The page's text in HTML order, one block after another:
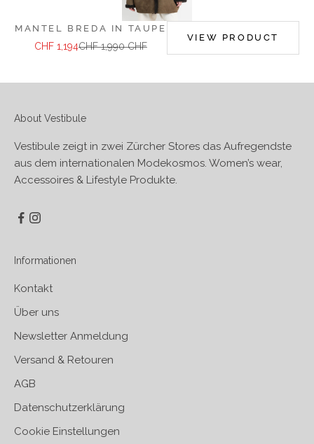
MANTEL BREDA IN TAUPE
Angebot
CHF 1,194Regulärer Preis
CHF 1,990 CHF
VIEW PRODUCT
About Vestibule
Vestibule zeigt in zwei Zürcher Stores das Aufregendste
aus dem internationalen Modekosmos. Women’s wear,
Accessoires & Lifestyle Produkte.
Informationen
Kontakt
Über uns
Newsletter Anmeldung
Versand & Retouren
AGB
Datenschutzerklärung
Cookie Einstellungen